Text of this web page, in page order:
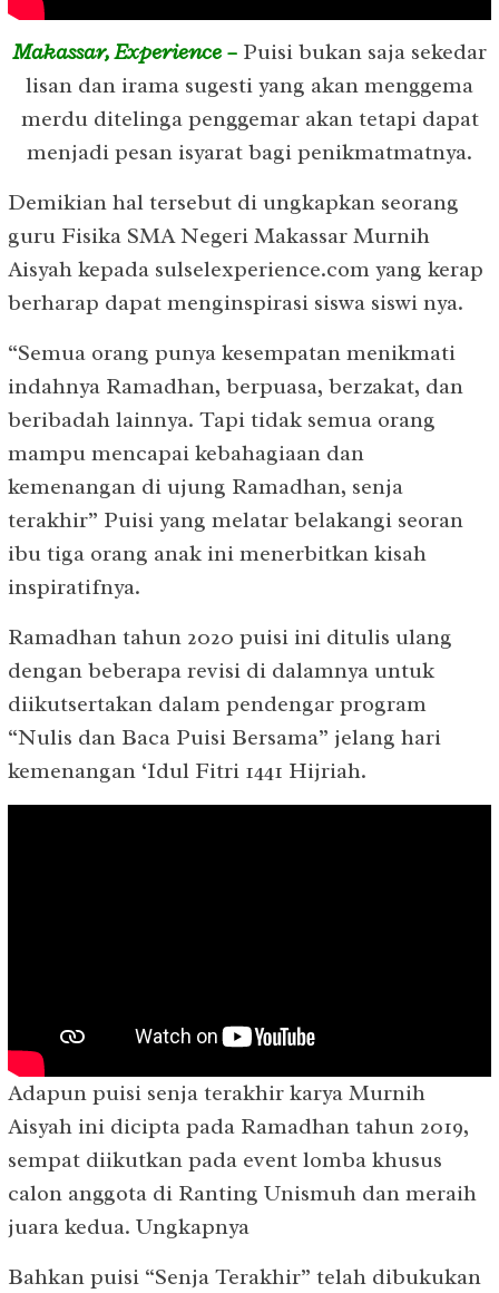
Makassar, Experience –Puisi bukan saja sekedar
lisan dan irama sugesti yang akan menggema
merdu ditelinga penggemar akan tetapi dapat
menjadi pesan isyarat bagi penikmatmatnya.
Demikian hal tersebut di ungkapkan seorang
guru Fisika SMA Negeri Makassar Murnih
Aisyah kepada sulselexperience.com yang kerap
berharap dapat menginspirasi siswa siswi nya.
“Semua orang punya kesempatan menikmati
indahnya Ramadhan, berpuasa, berzakat, dan
beribadah lainnya. Tapi tidak semua orang
mampu mencapai kebahagiaan dan
kemenangan di ujung Ramadhan, senja
terakhir” Puisi yang melatar belakangi seoran
ibu tiga orang anak ini menerbitkan kisah
inspiratifnya.
Ramadhan tahun 2020 puisi ini ditulis ulang
dengan beberapa revisi di dalamnya untuk
diikutsertakan dalam pendengar program
“Nulis dan Baca Puisi Bersama” jelang hari
kemenangan ‘Idul Fitri 1441 Hijriah.
Adapun puisi senja terakhir karya Murnih
Aisyah ini dicipta pada Ramadhan tahun 2019,
sempat diikutkan pada event lomba khusus
calon anggota di Ranting Unismuh dan meraih
juara kedua. Ungkapnya
Bahkan puisi “Senja Terakhir” telah dibukukan